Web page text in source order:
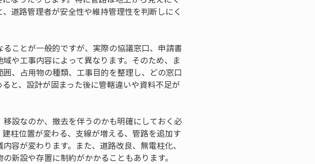
道路管理者が安全性や維持管理性を判断しにく
ことが一般的ですが、実際の協議窓口、申請書
や工事内容によって異なります。そのため、ま
、占用物の種類、工事目的を整理し、どの窓口
と、設計が固まった後に管轄違いや資料不足が
設なのか、撤去を伴うのかも明確にしておく必
柱位置が変わる、支線が増える、管路を追加す
容が変わります。また、道路改良、無電柱化、
新設や存置に制約がかかることもあります。